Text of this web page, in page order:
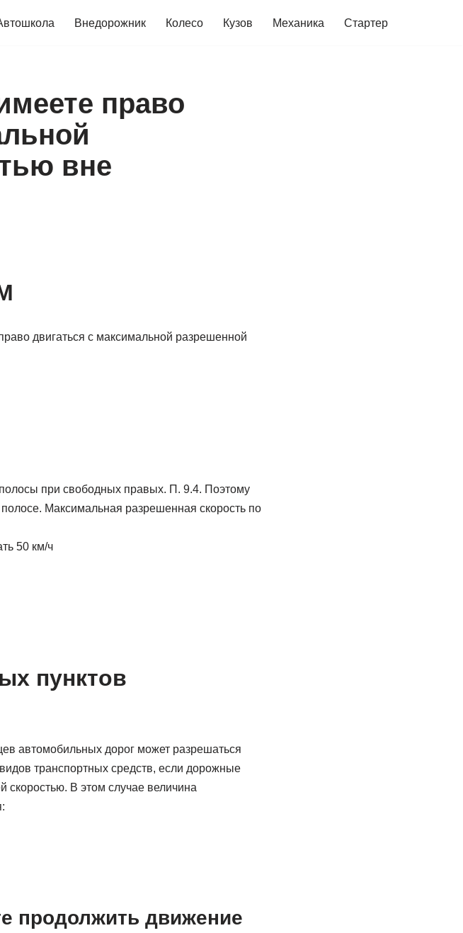
Внедорожник Колесо Кузов Механика Стартер
право
вне
при свободных правых. П. 9.4. Поэтому
Максимальная разрешенная скорость по
50 км/ч
пунктов
автомобильных дорог может разрешаться
транспортных средств, если дорожные
скоростью. В этом случае величина
продолжить движение